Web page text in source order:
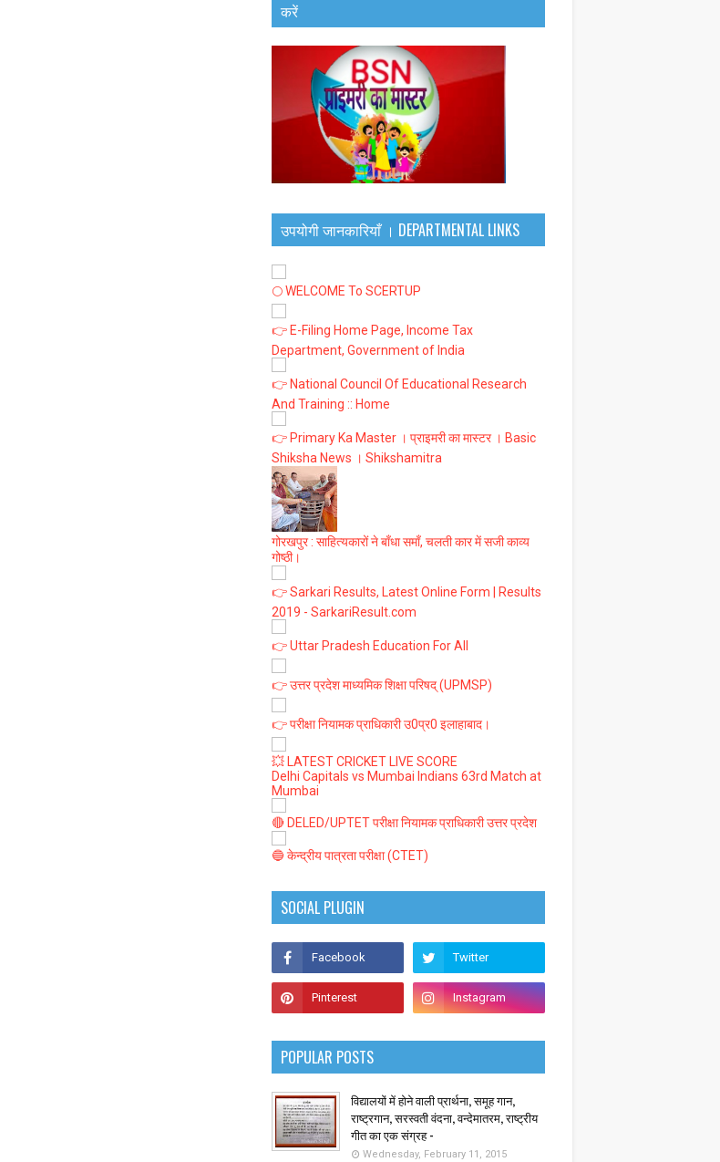
करें
उपयोगी जानकारियाँ । DEPARTMENTAL LINKS
🌕 WELCOME To SCERTUP
👉 E-Filing Home Page, Income Tax
Department, Government of India
👉 National Council Of Educational Research
And Training :: Home
👉 Primary Ka Master । प्राइमरी का मास्टर । Basic
Shiksha News । Shikshamitra
गोरखपुर : साहित्यकारों ने बाँधा समाँ, चलती कार में सजी काव्य
गोष्ठी।
👉 Sarkari Results, Latest Online Form | Results
2019 - SarkariResult.com
👉 Uttar Pradesh Education For All
👉 उत्तर प्रदेश माध्यमिक शिक्षा परिषद् (UPMSP)
👉 परीक्षा नियामक प्राधिकारी उ0प्र0 इलाहाबाद।
💥 LATEST CRICKET LIVE SCORE
Delhi Capitals vs Mumbai Indians 63rd Match at
Mumbai
🔴 DELED/UPTET परीक्षा नियामक प्राधिकारी उत्तर प्रदेश
🔵 केन्द्रीय पात्रता परीक्षा (CTET)
SOCIAL PLUGIN
POPULAR POSTS
विद्यालयों में होने वाली प्रार्थना, समूह गान,
राष्ट्रगान, सरस्वती वंदना, वन्देमातरम, राष्ट्रीय
गीत का एक संग्रह -
Wednesday, February 11, 2015